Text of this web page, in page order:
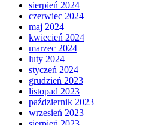
sierpień 2024
czerwiec 2024
maj 2024
kwiecień 2024
marzec 2024
luty 2024
styczeń 2024
grudzień 2023
listopad 2023
październik 2023
wrzesień 2023